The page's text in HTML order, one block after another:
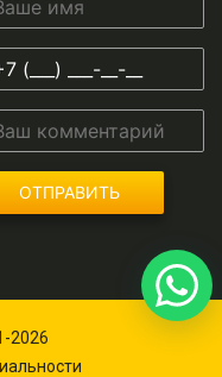
ОТПРАВИТЬ
2026